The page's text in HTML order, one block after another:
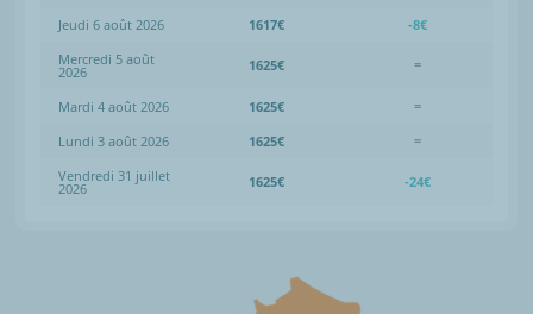
Jeudi 6 août 2026 1617€
-8€
Mercredi 5 août
2026 1625€ =
Mardi 4 août 2026 1625€
=
Lundi 3 août 2026
1625€
=
Vendredi 31 juillet
2026 1625€ -24€